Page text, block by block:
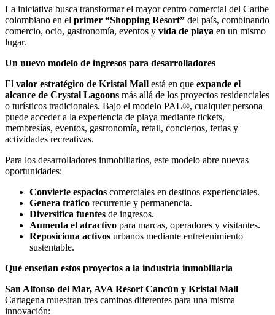
La iniciativa busca transformar el mayor centro comercial del Caribe
colombiano en el primer “Shopping Resort” del país, combinando
comercio, ocio, gastronomía, eventos y vida de playa en un mismo
lugar.
Un nuevo modelo de ingresos para desarrolladores
El valor estratégico de Kristal Mall está en que expande el
alcance de Crystal Lagoons más allá de los proyectos residenciales
o turísticos tradicionales. Bajo el modelo PAL®, cualquier persona
puede acceder a la experiencia de playa mediante tickets,
membresías, eventos, gastronomía, retail, conciertos, ferias y
actividades recreativas.
Para los desarrolladores inmobiliarios, este modelo abre nuevas
oportunidades:
Convierte espacios comerciales en destinos experienciales.
Genera tráfico recurrente y permanencia.
Diversifica fuentes de ingresos.
Aumenta el atractivo para marcas, operadores y visitantes.
Reposiciona activos urbanos mediante entretenimiento
sustentable.
Qué enseñan estos proyectos a la industria inmobiliaria
San Alfonso del Mar, AVA Resort Cancún y Kristal Mall
Cartagena muestran tres caminos diferentes para una misma
innovación: